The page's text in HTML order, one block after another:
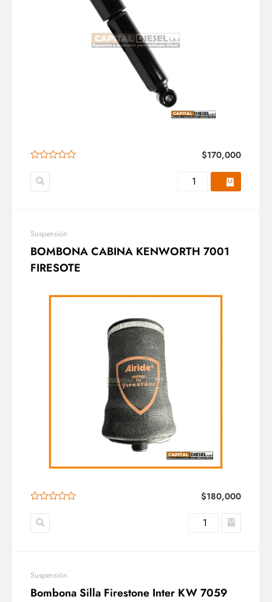
$170,000
Suspensión
BOMBONA CABINA KENWORTH 7001
FIRESOTE
$180,000
Suspensión
Bombona Silla Firestone Inter KW 7059